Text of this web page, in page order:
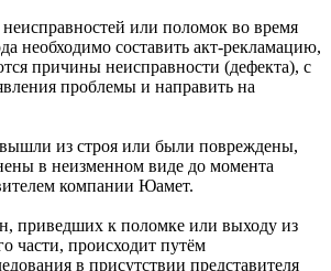
или поломок во время
необходимо составить акт-рекламацию,
причины неисправности (дефекта), с
проблемы и направить на
из строя или были повреждены,
в неизменном виде до момента
компании Юамет.
приведших к поломке или выходу из
части, происходит путём
в присутствии представителя